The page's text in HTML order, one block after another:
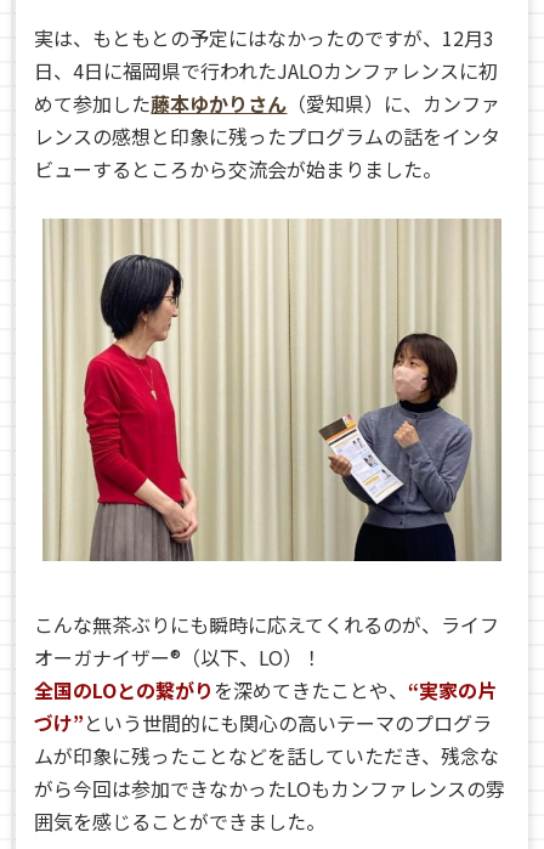
実は、もともとの予定にはなかったのですが、12月3
日、4日に福岡県で行われたJALOカンファレンスに初
めて参加した藤本ゆかりさん （愛知県）に、カンファ
レンスの感想と印象に残ったプログラムの話をインタ
ビューするところから交流会が始まりました。
こんな無茶ぶりにも瞬時に応えてくれるのが、ライフ
オーガナイザー®（以下、LO）！
全国のLOとの繋がりを深めてきたことや、“実家の片
づけ”という世間的にも関心の高いテーマのプログラ
ムが印象に残ったことなどを話していただき、残念な
がら今回は参加できなかったLOもカンファレンスの雰
囲気を感じることができました。